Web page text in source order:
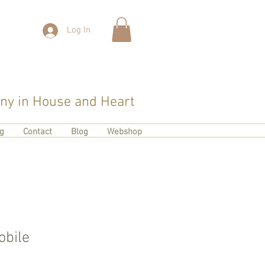
Log In
in House and Heart
Contact Blog Webshop